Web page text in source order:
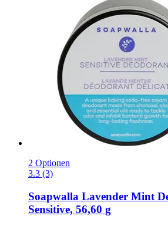
2 Optionen
3.3 (3)
Soapwalla Lavender Mint
Sensitive, 56,60 g